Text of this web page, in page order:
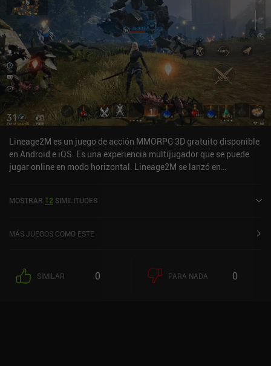
Lineage2M es un juego de acción MMORPG 3D gratuito disponible
en Android e iOS. Es una experiencia multijugador que se puede
jugar online en modo horizontal. Lineage2M se lanzó en
MOSTRAR 12 SIMILITUDES
MÁS JUEGOS COMO ESTE
SIMILAR 0 PARA NADA 0